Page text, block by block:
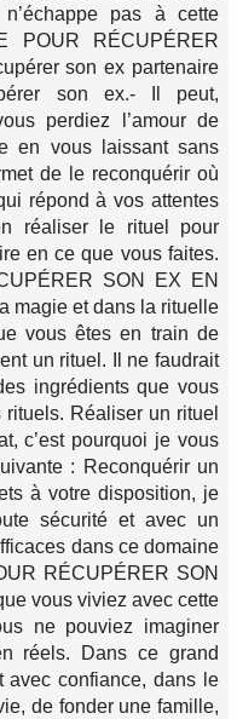
pas à cette
POUR RÉCUPÉRER
son ex partenaire
son ex.- Il peut,
perdiez l’amour de
en vous laissant sans
de le reconquérir où
répond à vos attentes
réaliser le rituel pour
en ce que vous faites.
SON EX EN
magie et dans la rituelle
vous êtes en train de
un rituel. Il ne faudrait
ingrédients que vous
Réaliser un rituel
c’est pourquoi je vous
: Reconquérir un
à votre disposition, je
sécurité et avec un
dans ce domaine
RÉCUPÉRER SON
vous viviez avec cette
ne pouviez imaginer
réels. Dans ce grand
avec confiance, dans le
de fonder une famille,